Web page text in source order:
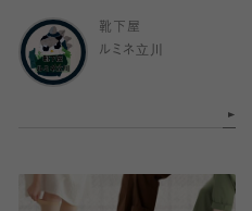
靴下屋
ルミネ立川